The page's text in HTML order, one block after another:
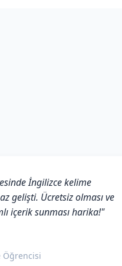
İngilizce kelime
gelişti. Ücretsiz olması ve
içerik sunması harika!"
Öğrencisi